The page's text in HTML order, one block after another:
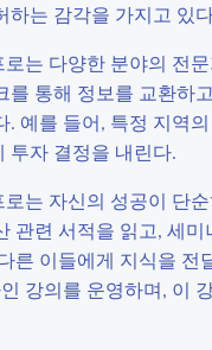
하는 감각을 가지고 있
는 다양한 분야의 전
통해 정보를 교환하
예를 들어, 특정 지역
투자 결정을 내린다.
는 자신의 성공이 단
관련 서적을 읽고, 세
른 이들에게 지식을
강의를 운영하며, 이